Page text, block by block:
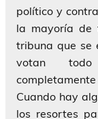
político y
la mayoría de
tribuna que se
votan todo
Cuando hay
los resortes